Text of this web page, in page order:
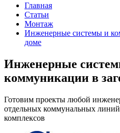
Главная
Статьи
Монтаж
Инженерные системы и
доме
Инженерные
коммуникации в
Готовим проекты любой
отдельных коммунальных
комплексов